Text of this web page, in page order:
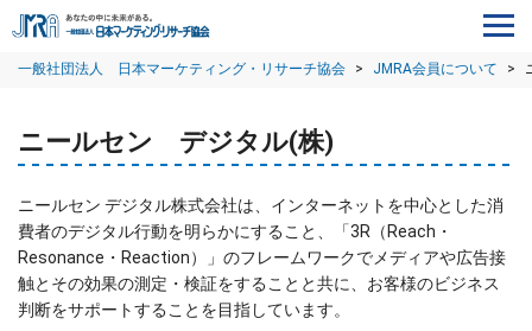
一般社団法人 日本マーケティング・リサーチ協会 > JMRA会員について >
ニールセン デジタル(株)
ニールセン デジタル株式会社は、インターネットを中心とした消
費者のデジタル行動を明らかにすること、「3R（Reach・
Resonance・Reaction）」のフレームワークでメディアや広告接
触とその効果の測定・検証をすることと共に、お客様のビジネス
判断をサポートすることを目指しています。